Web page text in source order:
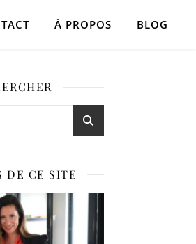
À PROPOS BLOG
DE CE SITE